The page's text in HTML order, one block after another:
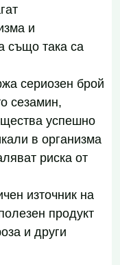
и
също така са
сериозен брой
сезамин,
успешно
в организма
риска от
източник на
продукт
и други